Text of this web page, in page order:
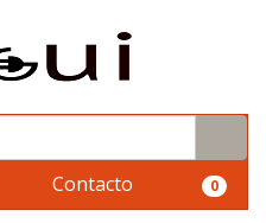
Contacto 0